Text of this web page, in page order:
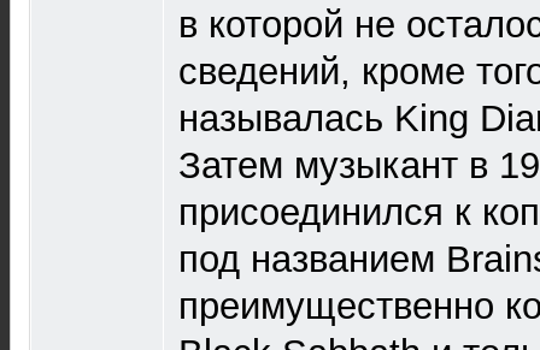
в которой не
сведений, кроме
называлась King
Затем музыкант в
присоединился к
под названием
преимущественно